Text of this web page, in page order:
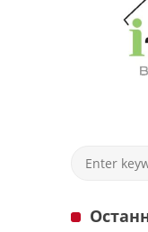
Українська